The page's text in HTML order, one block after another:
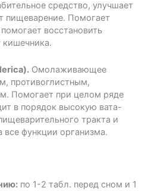
средство, улучшает
пищеварение. Помогает
восстановить
Омолаживающее
противоглистным,
Помогает при целом ряде
в порядок высокую вата-
тракта и
все функции организма.
по 1-2 табл. перед сном и 1